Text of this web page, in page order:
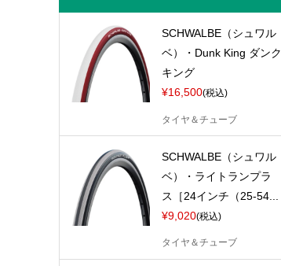
SCHWALBE（シュワル
ベ）・Dunk King ダンク
キング
¥16,500(税込)
タイヤ＆チューブ
SCHWALBE（シュワル
ベ）・ライトランプラ
ス［24インチ（25-54...
¥9,020(税込)
タイヤ＆チューブ